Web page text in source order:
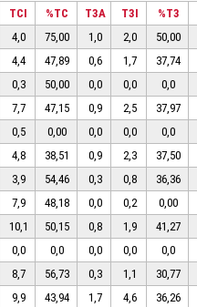
TCI %TC T3A T3I %T3
4,0 75,00 1,0 2,0 50,00
4,4 47,89 0,6 1,7 37,74
0,3 50,00 0,0 0,0 0,0
7,7 47,15 0,9 2,5 37,97
0,5 0,00 0,0 0,0 0,0
4,8 38,51 0,9 2,3 37,50
3,9 54,46 0,3 0,8 36,36
7,9 48,18 0,0 0,2 0,00
10,1 50,15 0,8 1,9 41,27
0,0 0,0 0,0 0,0 0,0
8,7 56,73 0,3 1,1 30,77
9,9 43,94 1,7 4,6 36,26